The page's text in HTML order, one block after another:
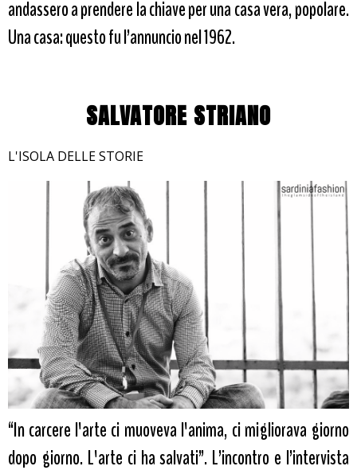
andassero a prendere la chiave per una casa vera, popolare.
Una casa: questo fu l’annuncio nel 1962.
SALVATORE STRIANO
L'ISOLA DELLE STORIE
“In carcere l'arte ci muoveva l'anima, ci migliorava giorno
dopo giorno. L'arte ci ha salvati”. L’incontro e l’intervista